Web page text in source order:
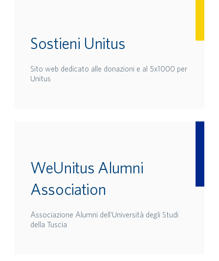
Sostieni Unitus
Sito web dedicato alle donazioni e al 5x1000 per
Unitus
WeUnitus Alumni
Association
Associazione Alumni dell’Università degli Studi
della Tuscia